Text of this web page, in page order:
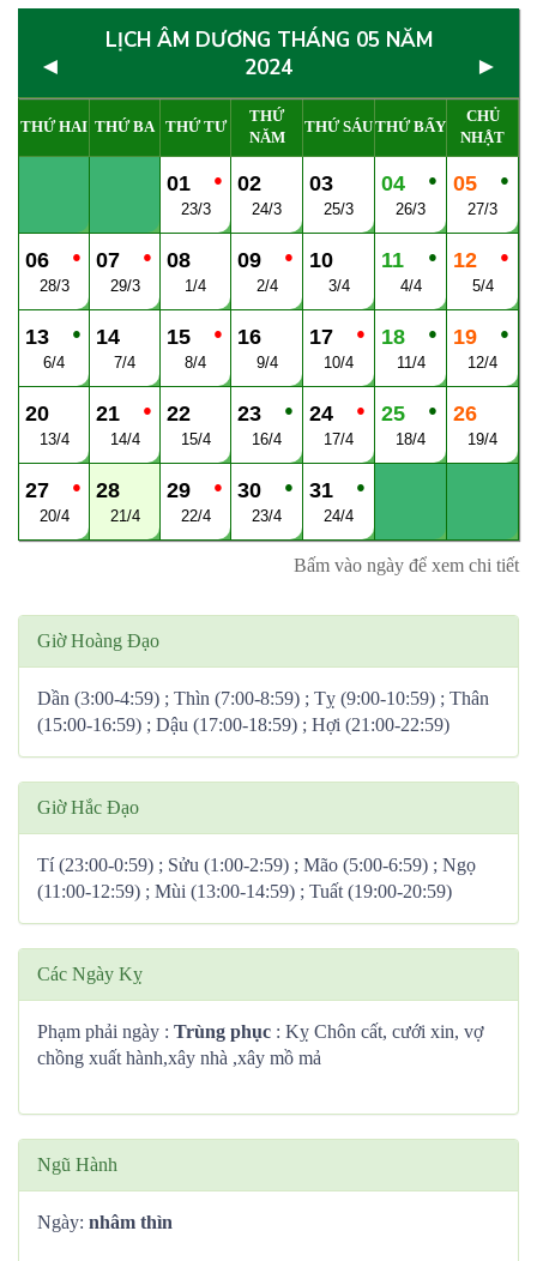
◄
LỊCH ÂM DƯƠNG THÁNG 05 NĂM
2024
►
THỨ HAI THỨ BA THỨ TƯ
THỨ
NĂM
THỨ SÁUTHỨ BẨY
CHỦ
NHẬT
●
01
23/3
02
24/3
03
25/3
●
04
26/3
●
05
27/3
●
06
28/3
●
07
29/3
08
1/4
●
09
2/4
10
3/4
●
11
4/4
●
12
5/4
●
13
6/4
14
7/4
●
15
8/4
16
9/4
●
17
10/4
●
18
11/4
●
19
12/4
20
13/4
●
21
14/4
22
15/4
●
23
16/4
●
24
17/4
●
25
18/4
26
19/4
●
27
20/4
28
21/4
●
29
22/4
●
30
23/4
●
31
24/4
Bấm vào ngày để xem chi tiết
Giờ Hoàng Đạo
Dần (3:00-4:59) ; Thìn (7:00-8:59) ; Tỵ (9:00-10:59) ; Thân
(15:00-16:59) ; Dậu (17:00-18:59) ; Hợi (21:00-22:59)
Giờ Hắc Đạo
Tí (23:00-0:59) ; Sửu (1:00-2:59) ; Mão (5:00-6:59) ; Ngọ
(11:00-12:59) ; Mùi (13:00-14:59) ; Tuất (19:00-20:59)
Các Ngày Kỵ
Phạm phải ngày : Trùng phục : Kỵ Chôn cất, cưới xin, vợ
chồng xuất hành,xây nhà ,xây mồ mả
Ngũ Hành
Ngày: nhâm thìn